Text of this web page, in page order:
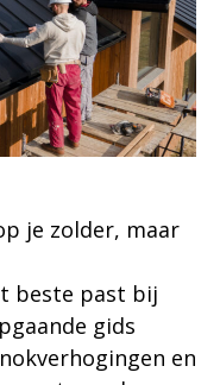
je zolder, maar
beste past bij
gids
en